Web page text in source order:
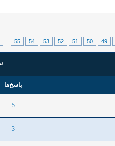
49
50
51
52
53
54
55
پاسخ‌ها
5
3